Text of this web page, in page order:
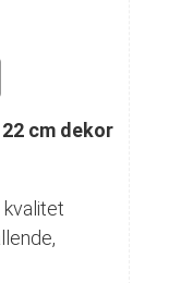
cm dekor